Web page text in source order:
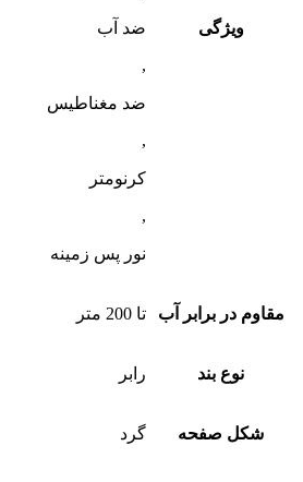
ویژگی
ضد آب
,
ضد مغناطیس
,
کرنومتر
,
نور پس زمینه
مقاوم در برابر آب تا 200 متر
نوع بند رابر
شکل صفحه گرد